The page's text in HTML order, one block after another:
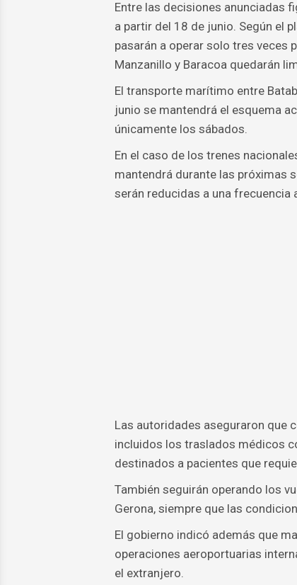
Entre las decisiones anunciadas
a partir del 18 de junio. Según el
pasarán a operar solo tres veces
Manzanillo y Baracoa quedarán
El transporte marítimo entre
junio se mantendrá el esquema
únicamente los sábados.
En el caso de los trenes
mantendrá durante las próximas
serán reducidas a una frecuencia
Las autoridades aseguraron que
incluidos los traslados médicos
destinados a pacientes que
También seguirán operando los
Gerona, siempre que las
El gobierno indicó además que
operaciones aeroportuarias
el extranjero.